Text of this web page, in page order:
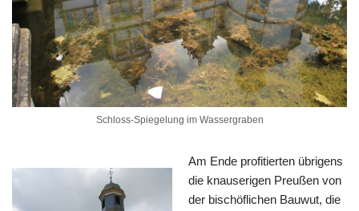
Schloss-Spiegelung im Wassergraben
Am Ende profitierten übrigens
die knauserigen Preußen von
der bischöflichen Bauwut, die